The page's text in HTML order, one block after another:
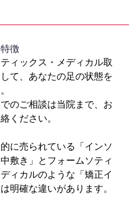
徴
ィックス・メディカル取
て、あなたの足の状態を
のご相談は当院まで、お
ください。
に売られている「インソ
敷き」とフォームソティ
ィカルのような「矯正イ
明確な違いがあります。